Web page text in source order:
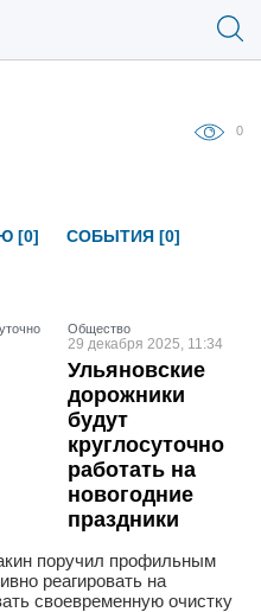
0
[0]
СОБЫТИЯ [0]
Общество
29 декабря 2025, 11:34
Ульяновские
дорожники
будут
круглосуточно
работать на
новогодние
праздники
поручил профильным
реагировать на
своевременную очистку